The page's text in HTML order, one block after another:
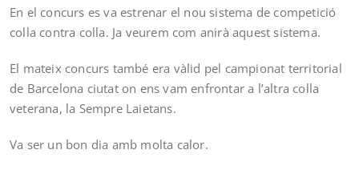
En el concurs es va estrenar el nou sistema de competició
colla contra colla. Ja veurem com anirà aquest sistema.
El mateix concurs també era vàlid pel campionat territorial
de Barcelona ciutat on ens vam enfrontar a l’altra colla
veterana, la Sempre Laietans.
Va ser un bon dia amb molta calor.